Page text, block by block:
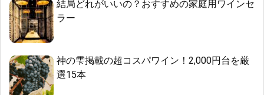
結局どれがいいの？おすすめの家庭用ワインセ
ラー
神の雫掲載の超コスパワイン！2,000円台を厳
選15本